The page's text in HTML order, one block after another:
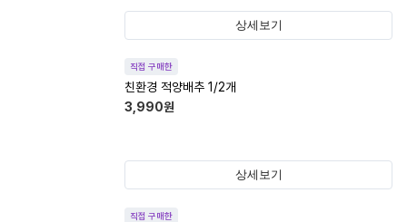
상세보기
직접 구매한
친환경 적양배추 1/2개
3,990원
상세보기
직접 구매한